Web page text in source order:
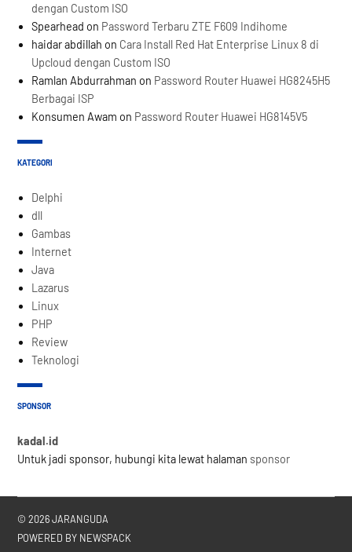
dengan Custom ISO
Spearhead on Password Terbaru ZTE F609 Indihome
haidar abdillah on Cara Install Red Hat Enterprise Linux 8 di
Upcloud dengan Custom ISO
Ramlan Abdurrahman on Password Router Huawei HG8245H5
Berbagai ISP
Konsumen Awam on Password Router Huawei HG8145V5
KATEGORI
Delphi
dll
Gambas
Internet
Java
Lazarus
Linux
PHP
Review
Teknologi
SPONSOR
kadal.id
Untuk jadi sponsor, hubungi kita lewat halaman sponsor
© 2026 JARANGUDA
POWERED BY NEWSPACK